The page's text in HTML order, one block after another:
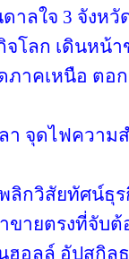
ดาลใจ 3 จังห
จโลก เดินหน้
ภาคเหนือ ตอ
า จุดไฟความ
ลิกวิสัยทัศน์ธุ
ายตรงที่จับต้
ฮอลล์ อัปสกิ